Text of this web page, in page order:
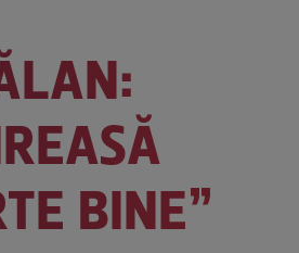
BINE”